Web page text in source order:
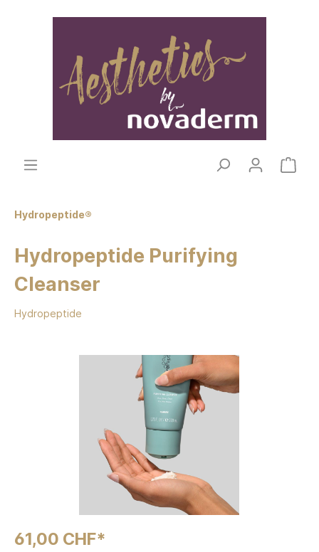
Hydropeptide®
Hydropeptide Purifying
Cleanser
Hydropeptide
61,00 CHF*